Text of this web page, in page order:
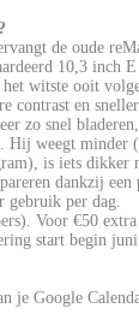
de oude
10,3 inch
witste ooit
contrast en
zo snel
Hij weegt minder
is iets dikker
dankzij een
gebruik per dag.
Voor €50
start begin
je Google